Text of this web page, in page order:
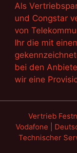
Als
und Congstar
von
Ihr die mit
bei den
wir eine
Vertrieb
Vodafone |
Technischer